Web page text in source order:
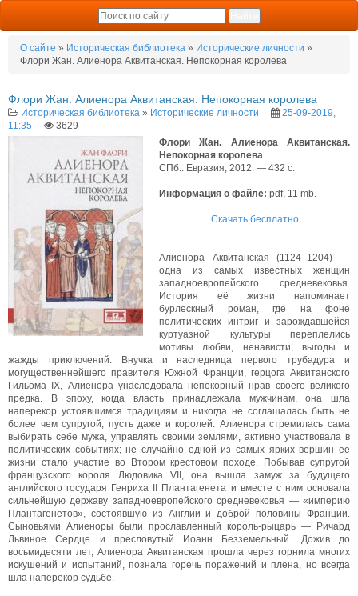
О сайте » Историческая библиотека » Исторические личности »
Флори Жан. Алиенора Аквитанская. Непокорная королева
Флори Жан. Алиенора Аквитанская. Непокорная королева
Историческая библиотека » Исторические личности
25-09-2019,
11:35
3629
Флори Жан. Алиенора Аквитанская.
Непокорная королева
СПб.: Евразия, 2012. — 432 с.
Информация о файле: pdf, 11 mb.
Скачать бесплатно
Алиенора Аквитанская (1124–1204) —
одна из самых известных женщин
западноевропейского средневековья.
История её жизни напоминает
бурлескный роман, где на фоне
политических интриг и зарождавшейся
куртуазной культуры переплелись
мотивы любви, ненависти, выгоды и
жажды приключений. Внучка и наследница первого трубадура и
могущественнейшего правителя Южной Франции, герцога Аквитанского
Гильома IX, Алиенора унаследовала непокорный нрав своего великого
предка. В эпоху, когда власть принадлежала мужчинам, она шла
наперекор устоявшимся традициям и никогда не соглашалась быть не
более чем супругой, пусть даже и королей: Алиенора стремилась сама
выбирать себе мужа, управлять своими землями, активно участвовала в
политических событиях; не случайно одной из самых ярких вершин её
жизни стало участие во Втором крестовом походе. Побывав супругой
французского короля Людовика VII, она вышла замуж за будущего
английского государя Генриха II Плантагенета и вместе с ним основала
сильнейшую державу западноевропейского средневековья — «империю
Плантагенетов», состоявшую из Англии и доброй половины Франции.
Сыновьями Алиеноры были прославленный король-рыцарь — Ричард
Львиное Сердце и пресловутый Иоанн Безземельный. Дожив до
восьмидесяти лет, Алиенора Аквитанская прошла через горнила многих
искушений и испытаний, познала горечь поражений и плена, но всегда
шла наперекор судьбе.